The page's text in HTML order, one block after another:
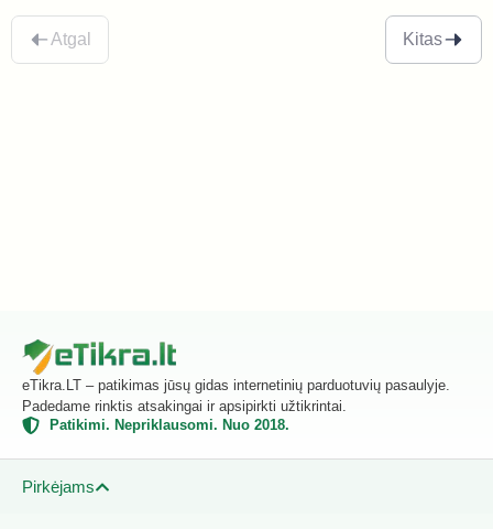
Atgal Kitas
eTikra.LT – patikimas jūsų gidas internetinių parduotuvių pasaulyje.
Padedame rinktis atsakingai ir apsipirkti užtikrintai.
Patikimi. Nepriklausomi. Nuo 2018.
Pirkėjams